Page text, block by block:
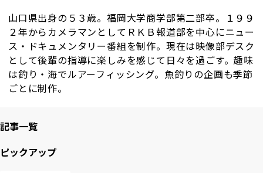
山口県出身の５３歳。福岡大学商学部第二部卒。１９９
２年からカメラマンとしてＲＫＢ報道部を中心にニュー
ス・ドキュメンタリー番組を制作。現在は映像部デスク
として後輩の指導に楽しみを感じて日々を過ごす。趣味
は釣り・海でルアーフィッシング。魚釣りの企画も季節
ごとに制作。
記事一覧
ピックアップ